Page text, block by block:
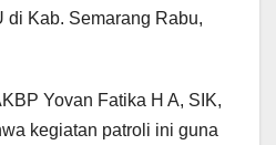
di Kab. Semarang Rabu,
Yovan Fatika H A, SIK,
kegiatan patroli ini guna